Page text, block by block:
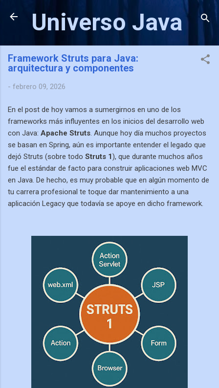
Ir al contenido principal
Universo Java
Framework Struts para Java:
arquitectura y componentes
- febrero 09, 2026
En el post de hoy vamos a sumergirnos en uno de los
frameworks más influyentes en los inicios del desarrollo web
con Java: Apache Struts . Aunque hoy día muchos proyectos
se basan en Spring, aún es importante entender el legado que
dejó Struts (sobre todo Struts 1), que durante muchos años
fue el estándar de facto para construir aplicaciones web MVC
en Java. De hecho, es muy probable que en algún momento de
tu carrera profesional te toque dar mantenimiento a una
aplicación Legacy que todavía se apoye en dicho framework.